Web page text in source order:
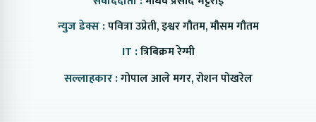
न्युज डेक्स :पवित्रा उप्रेती, इश्वर गौतम, मौसम गौतम
IT :त्रिबिक्रम रेग्मी
सल्लाहकार :गोपाल आले मगर, रोशन पोखरेल